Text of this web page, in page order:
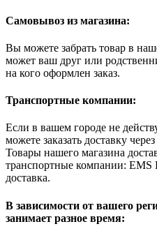
Самовывоз из магазина:
Вы можете забрать товар в
может ваш друг или
на кого оформлен заказ.
Транспортные компании:
Если в вашем городе не
можете заказать доставку
Товары нашего магазина
транспортные компании:
доставка.
В зависимости от вашего
занимает разное время: